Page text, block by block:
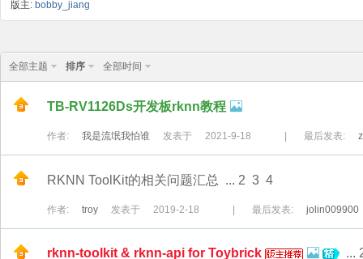
版主: bobby_jiang
全部主题 排序 全部时间
TB-RV1126Ds开发板rknn教程
作者: 我是流氓我怕谁 发表于 2021-9-18 最后发表:
RKNN ToolKit的相关问题汇总 ... 2 3 4
作者: troy 发表于 2019-2-18 最后发表: jolin009900
rknn-toolkit & rknn-api for Toybrick ...